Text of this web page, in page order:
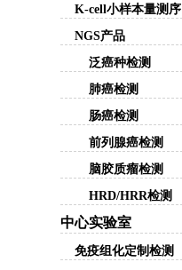
K-cell小样本量测序
NGS产品
泛癌种检测
肺癌检测
肠癌检测
前列腺癌检测
脑胶质瘤检测
HRD/HRR检测
中心实验室
免疫组化定制检测